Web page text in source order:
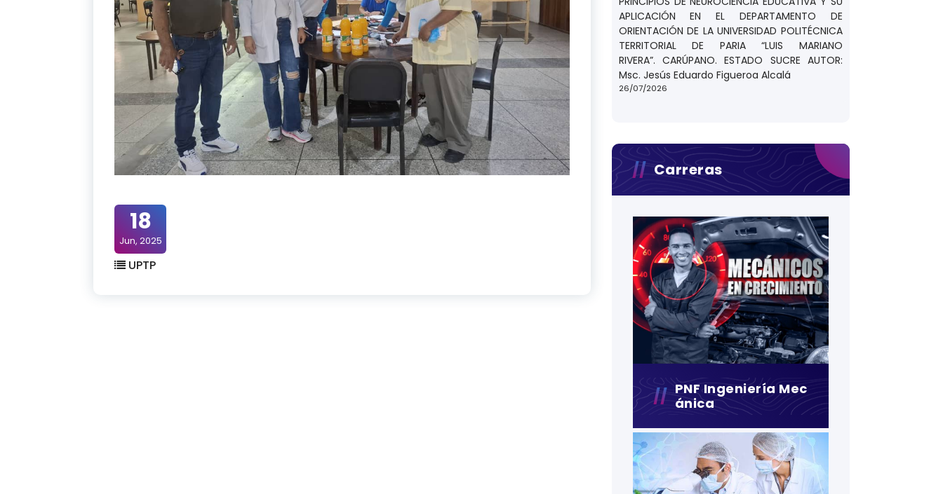
18
Jun, 2025
UPTP
APLICACIÓN EN EL DEPARTAMENTO DE
ORIENTACIÓN DE LA UNIVERSIDAD POLITÉCNICA
TERRITORIAL DE PARIA “LUIS MARIANO
RIVERA”. CARÚPANO. ESTADO SUCRE AUTOR:
Msc. Jesús Eduardo Figueroa Alcalá
26/07/2026
Carreras
PNF Ingeniería Mec
Ánica